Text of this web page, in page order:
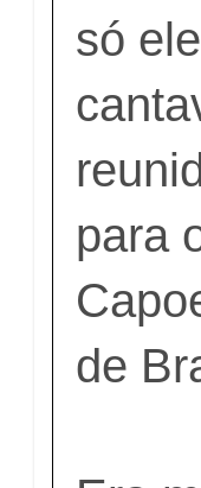
só
para
de